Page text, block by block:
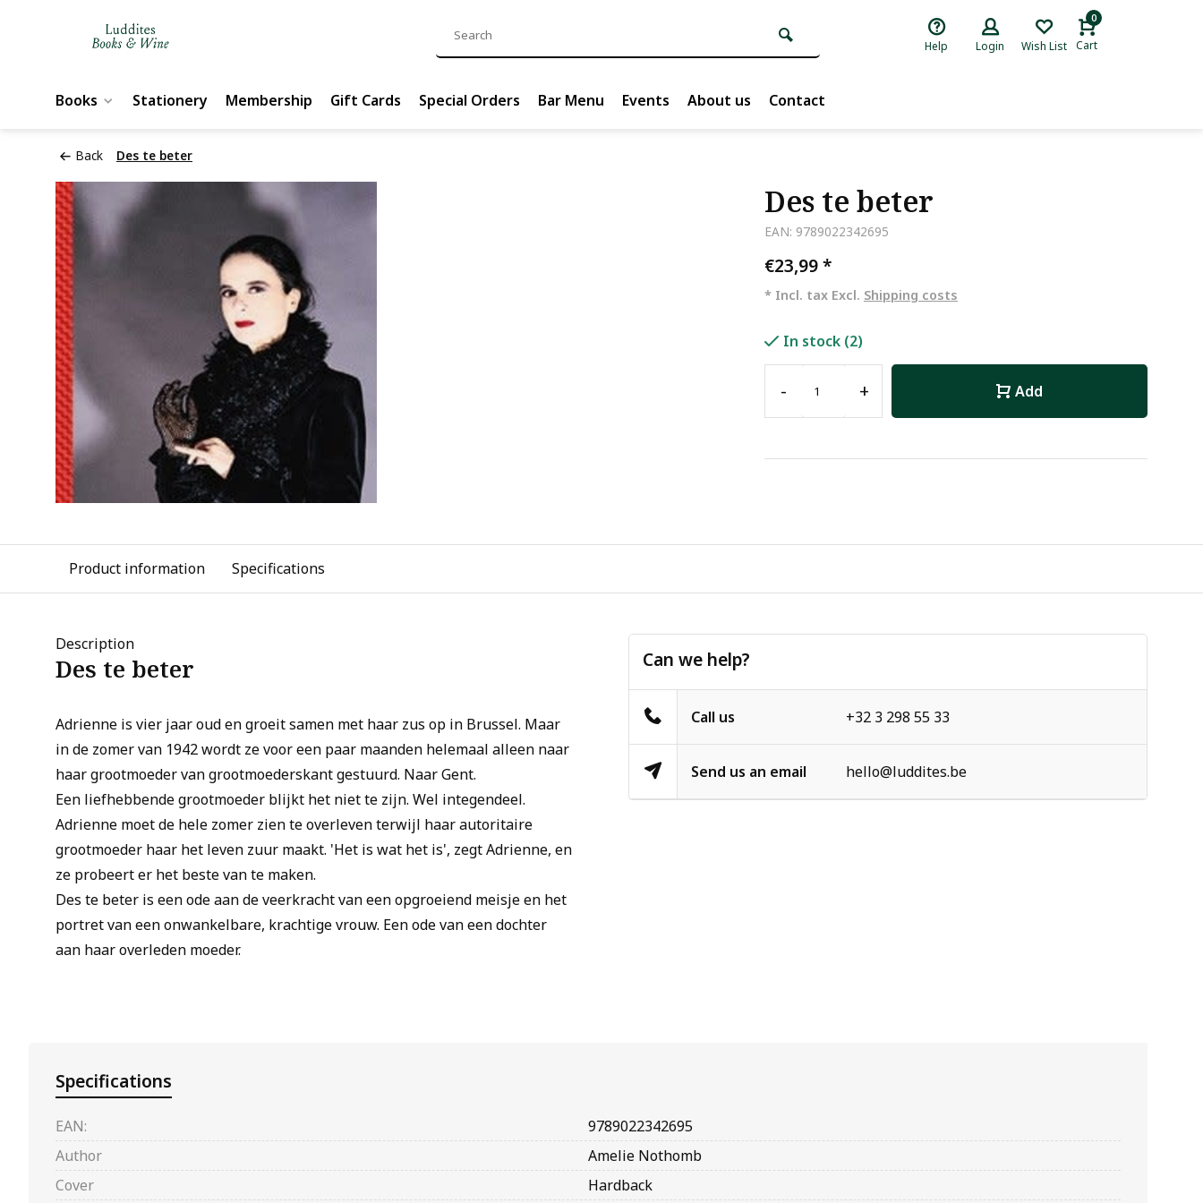
Help Login Wish List
0
Cart
Books Stationery Membership Gift Cards Special Orders Bar Menu Events About us Contact
Back Des te beter
Des te beter
EAN: 9789022342695
€23,99*
* Incl. tax Excl. Shipping costs
In stock (2)
- + Add
Product information Specifications
Description
Des te beter
Adrienne is vier jaar oud en groeit samen met haar zus op in Brussel. Maar
in de zomer van 1942 wordt ze voor een paar maanden helemaal alleen naar
haar grootmoeder van grootmoederskant gestuurd. Naar Gent.
Een liefhebbende grootmoeder blijkt het niet te zijn. Wel integendeel.
Adrienne moet de hele zomer zien te overleven terwijl haar autoritaire
grootmoeder haar het leven zuur maakt. 'Het is wat het is', zegt Adrienne, en
ze probeert er het beste van te maken.
Des te beter is een ode aan de veerkracht van een opgroeiend meisje en het
portret van een onwankelbare, krachtige vrouw. Een ode van een dochter
aan haar overleden moeder.
Can we help?
Call us +32 3 298 55 33
Send us an email hello@luddites.be
Specifications
EAN:
9789022342695
Author
Amelie Nothomb
Cover
Hardback